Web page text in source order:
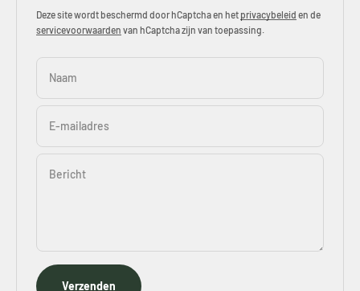
Deze site wordt beschermd door hCaptcha en het privacybeleid en de
servicevoorwaarden van hCaptcha zijn van toepassing.
Naam
E-mailadres
Bericht
Verzenden